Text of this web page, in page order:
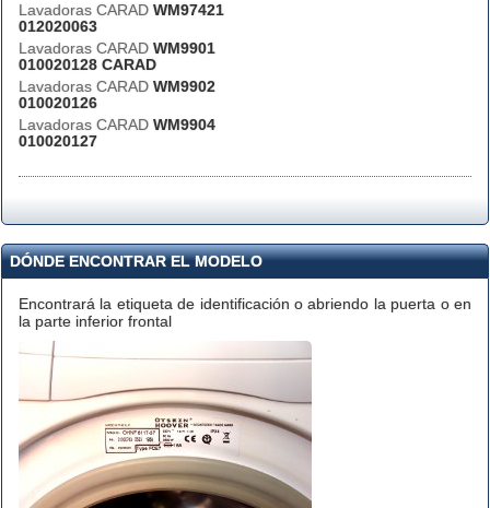
Lavadoras CARAD WM97421
012020063
Lavadoras CARAD WM9901
010020128 CARAD
Lavadoras CARAD WM9902
010020126
Lavadoras CARAD WM9904
010020127
DÓNDE ENCONTRAR EL MODELO
Encontrará la etiqueta de identificación o abriendo la puerta o en
la parte inferior frontal